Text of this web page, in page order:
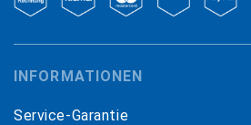
INFORMATIONEN
Service-Garantie